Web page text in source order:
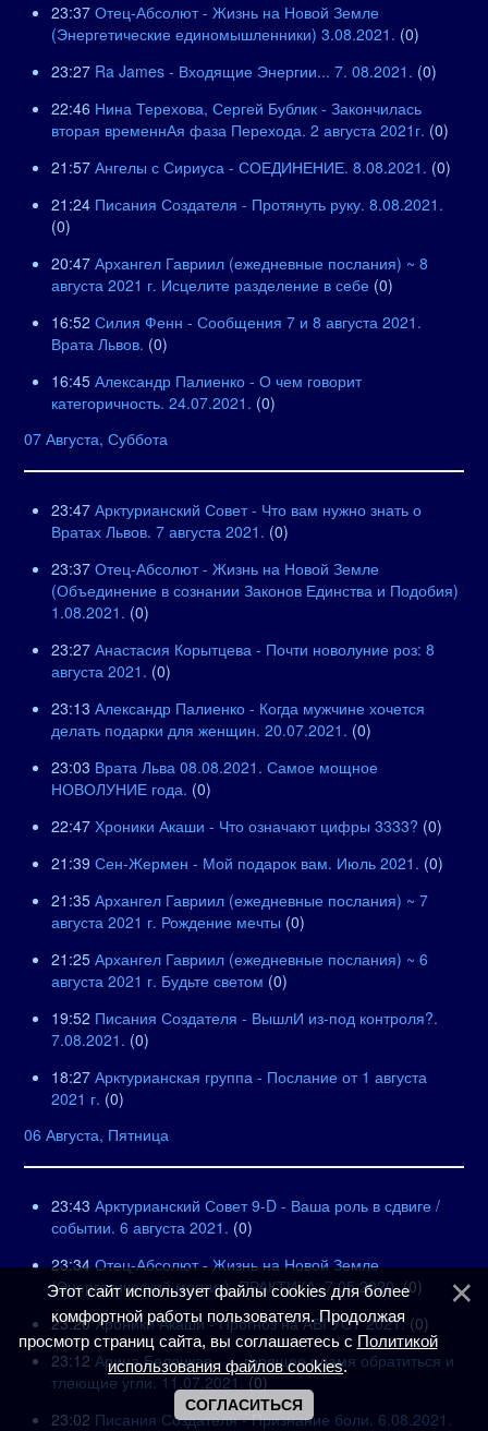
23:37 Отец-Абсолют - Жизнь на Новой Земле
(Энергетические единомышленники) 3.08.2021. (0)
23:27 Ra James - Входящие Энергии... 7. 08.2021. (0)
22:46 Нина Терехова, Сергей Бублик - Закончилась
вторая временнАя фаза Перехода. 2 августа 2021г. (0)
21:57 Ангелы с Сириуса - СОЕДИНЕНИЕ. 8.08.2021. (0)
21:24 Писания Создателя - Протянуть руку. 8.08.2021.
(0)
20:47 Архангел Гавриил (ежедневные послания) ~ 8
августа 2021 г. Исцелите разделение в себе (0)
16:52 Силия Фенн - Сообщения 7 и 8 августа 2021.
Врата Львов. (0)
16:45 Александр Палиенко - О чем говорит
категоричность. 24.07.2021. (0)
07 Августа, Суббота
23:47 Арктурианский Совет - Что вам нужно знать о
Вратах Львов. 7 августа 2021. (0)
23:37 Отец-Абсолют - Жизнь на Новой Земле
(Объединение в сознании Законов Единства и Подобия)
1.08.2021. (0)
23:27 Анастасия Корытцева - Почти новолуние роз: 8
августа 2021. (0)
23:13 Александр Палиенко - Когда мужчине хочется
делать подарки для женщин. 20.07.2021. (0)
23:03 Врата Льва 08.08.2021. Самое мощное
НОВОЛУНИЕ года. (0)
22:47 Хроники Акаши - Что означают цифры 3333? (0)
21:39 Сен-Жермен - Мой подарок вам. Июль 2021. (0)
21:35 Архангел Гавриил (ежедневные послания) ~ 7
августа 2021 г. Рождение мечты (0)
21:25 Архангел Гавриил (ежедневные послания) ~ 6
августа 2021 г. Будьте светом (0)
19:52 Писания Создателя - ВышлИ из-под контроля?.
7.08.2021. (0)
18:27 Арктурианская группа - Послание от 1 августа
2021 г. (0)
06 Августа, Пятница
23:43 Арктурианский Совет 9-D - Ваша роль в сдвиге /
событии. 6 августа 2021. (0)
23:34 Отец-Абсолют - Жизнь на Новой Земле
(Энергетический магнит). ПРАКТИКА. 7.05.2020. (0)
23:20 Хроники Акаши - Прогноз на АВГУСТ 2021. (0)
23:12 Арина Белецкая - ... горящее пламя обратиться и
тлеющие угли. 11.07.2021. (0)
23:02 Писания Создателя - Признание боли. 6.08.2021.
Этот сайт использует файлы cookies для более
комфортной работы пользователя. Продолжая
просмотр страниц сайта, вы соглашаетесь с Политикой
использования файлов cookies.
СОГЛАСИТЬСЯ